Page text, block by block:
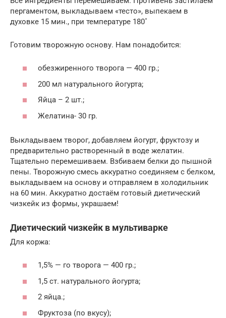
пергаментом, выкладываем «тесто», выпекаем в
духовке 15 мин., при температуре 180˚
Готовим творожную основу. Нам понадобится:
обезжиренного творога — 400 гр.;
200 мл натурального йогурта;
Яйца – 2 шт.;
Желатина- 30 гр.
Выкладываем творог, добавляем йогурт, фруктозу и
предварительно растворенный в воде желатин.
Тщательно перемешиваем. Взбиваем белки до пышной
пены. Творожную смесь аккуратно соединяем с белком,
выкладываем на основу и отправляем в холодильник
на 60 мин. Аккуратно достаём готовый диетический
чизкейк из формы, украшаем!
Диетический чизкейк в мультиварке
Для коржа:
1,5% — го творога — 400 гр.;
1,5 ст. натурального йогурта;
2 яйца.;
Фруктоза (по вкусу);